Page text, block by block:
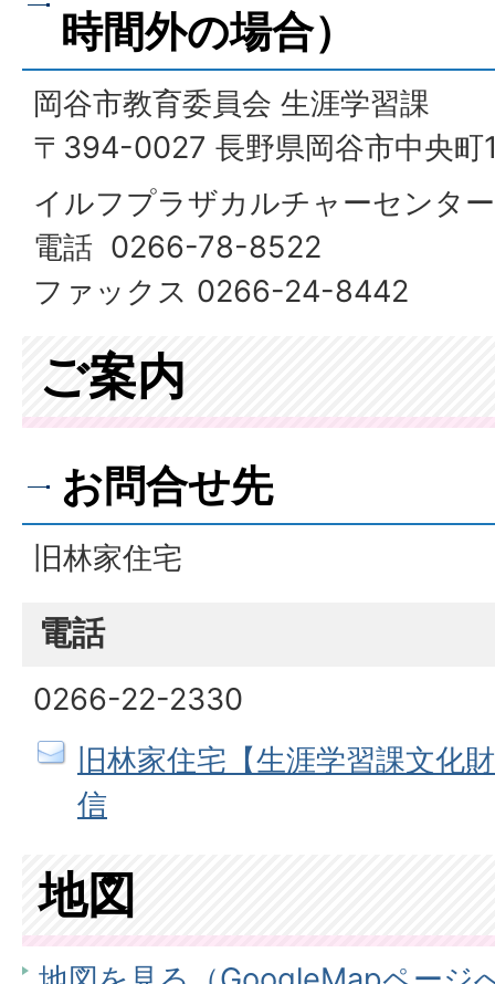
時間外の場合）
岡谷市教育委員会 生涯学習課
〒394-0027 長野県岡谷市中央町
イルフプラザカルチャーセンタ
電話 0266-78-8522
ファックス 0266-24-8442
ご案内
お問合せ先
旧林家住宅
電話
0266-22-2330
旧林家住宅【生涯学習課文化
信
地図